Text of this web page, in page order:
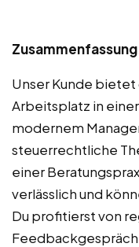
Unser Kunde
Arbeitsplatz in
modernem
steuerrechtliche
einer
verlässlich und
Du profitierst von